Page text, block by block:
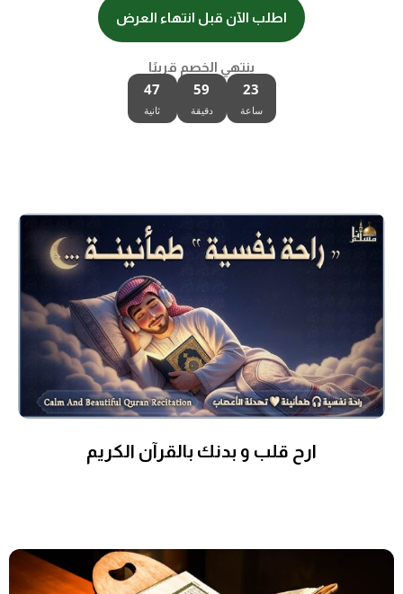
اطلب الآن قبل انتهاء العرض
ينتهي الخصم قريبًا
23
ساعة
59
دقيقة
46
ثانية
ارح قلب و بدنك بالقرآن الكريم